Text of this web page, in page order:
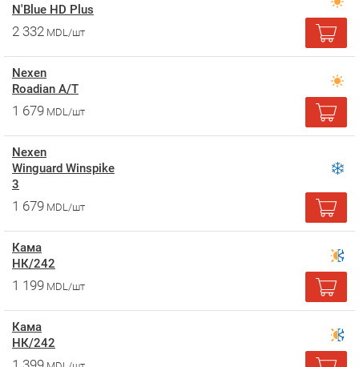
N'Blue HD Plus
2 332 MDL/шт
Nexen
Roadian A/T
1 679 MDL/шт
Nexen
Winguard Winspike
3
1 679 MDL/шт
Кама
НК/242
1 199 MDL/шт
Кама
НК/242